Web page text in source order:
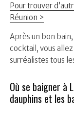
Pour trouver
Réunion >
Après un bon
cocktail, vous
surréalistes tous
Où se baigner à
dauphins et les